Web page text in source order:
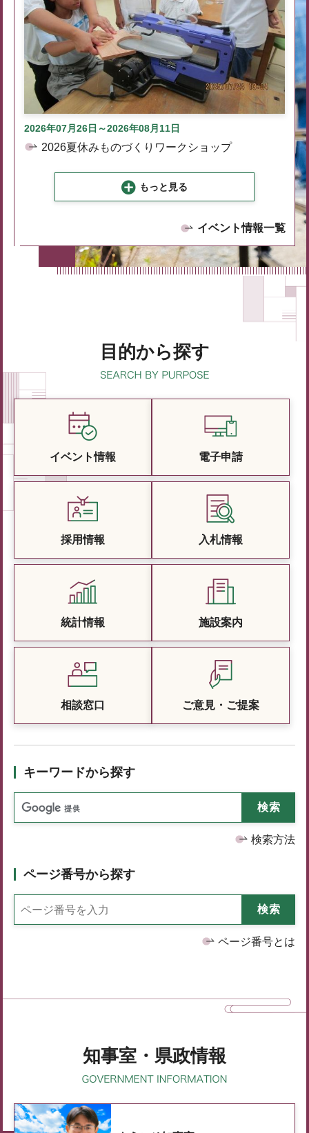
2026年07月26日～2026年08月11日
2026夏休みものづくりワークショップ
もっと見る
イベント情報一覧
目的から探す
イベント情報 電子申請
採用情報 入札情報
統計情報 施設案内
相談窓口 ご意見・ご提案
キーワードから探す
検索方法
ページ番号から探す
ページ番号とは
知事室・県政情報